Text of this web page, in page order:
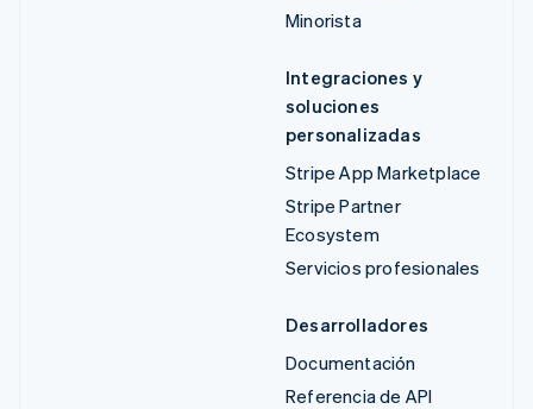
Minorista
Integraciones y
soluciones
personalizadas
Stripe App Marketplace
Stripe Partner
Ecosystem
Servicios profesionales
Desarrolladores
Documentación
Referencia de API